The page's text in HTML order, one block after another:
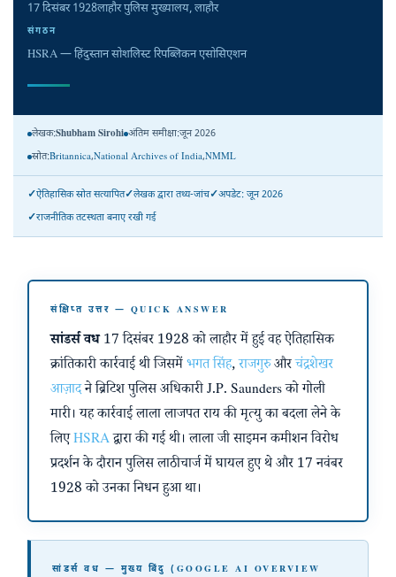
17 दिसंबर 1928लाहौर पुलिस मुख्यालय, लाहौर
संगठन
HSRA — हिंदुस्तान सोशलिस्ट रिपब्लिकन एसोसिएशन
लेखक:Shubham Sirohi अंतिम समीक्षा:जून 2026
स्रोत:Britannica,National Archives of India,NMML
ऐतिहासिक स्रोत सत्यापित लेखक द्वारा तथ्य-जांच
अपडेट: जून 2026
राजनीतिक तटस्थता बनाए रखी गई
संक्षिप्त उत्तर — QUICK ANSWER
सांडर्स वध17 दिसंबर 1928 को लाहौर में हुई वह ऐतिहासिक
क्रांतिकारी कार्रवाई थी जिसमेंभगत सिंह,राजगुरुऔरचंद्रशेखर
आज़ादने ब्रिटिश पुलिस अधिकारी J.P. Saunders को गोली
मारी। यह कार्रवाई लाला लाजपत राय की मृत्यु का बदला लेने के
लिएHSRAद्वारा की गई थी। लाला जी साइमन कमीशन विरोध
प्रदर्शन के दौरान पुलिस लाठीचार्ज में घायल हुए थे और 17 नवंबर
1928 को उनका निधन हुआ था।
सांडर्स वध — मुख्य बिंदु (GOOGLE AI OVERVIEW